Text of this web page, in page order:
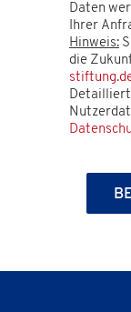
Daten
Ihrer
Hinweis:
die